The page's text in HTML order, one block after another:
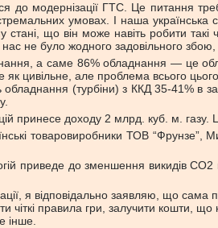
до модернізації ГТС. Це питання
умовах. І наша українська
стані, що він може навіть робити
у нас не було жодного задовільного
а саме 86% обладнання — це
як цивільне, але проблема всього
(турбіни) з ККД 35-41% в
принесе доходу 2 млрд. куб. м. газу.
товаровиробники ТОВ “Фрунзе”,
приведе до зменшення викидів СО2
я відповідально заявляю, що сама
чіткі правила гри, залучити кошти,
інше.